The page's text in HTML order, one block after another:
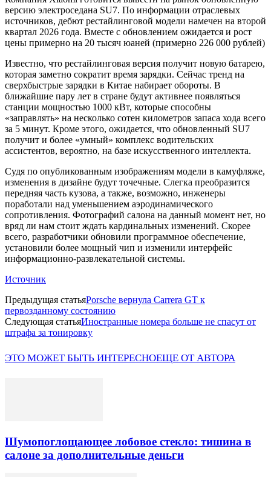
версию электроседана SU7. По информации отраслевых
источников, дебют рестайлинговой модели намечен на второй
квартал 2026 года. Вместе с обновлением ожидается и рост
цены примерно на 20 тысяч юаней (примерно 226 000 рублей)
Известно, что рестайлинговая версия получит новую батарею,
которая заметно сократит время зарядки. Сейчас тренд на
сверхбыстрые зарядки в Китае набирает обороты. В
ближайшие пару лет в стране будут активнее появляться
станции мощностью 1000 кВт, которые способны
«заправлять» на несколько сотен километров запаса хода всего
за 5 минут. Кроме этого, ожидается, что обновленный SU7
получит и более «умный» комплекс водительских
ассистентов, вероятно, на базе искусственного интеллекта.
Судя по опубликованным изображениям модели в камуфляже,
изменения в дизайне будут точечные. Слегка преобразится
передняя часть кузова, а также, возможно, инженеры
поработали над уменьшением аэродинамического
сопротивления. Фотографий салона на данный момент нет, но
вряд ли нам стоит ждать кардинальных изменений. Скорее
всего, разработчики обновили программное обеспечение,
установили более мощный чип и изменили интерфейс
информационно-развлекательной системы.
Источник
Предыдущая статьяPorsche вернула Carrera GT к
первозданному состоянию
Следующая статьяИностранные номера больше не спасут от
штрафа за тонировку
ЭТО МОЖЕТ БЫТЬ ИНТЕРЕСНОЕЩЕ ОТ АВТОРА
Шумопоглощающее лобовое стекло: тишина в
салоне за дополнительные деньги